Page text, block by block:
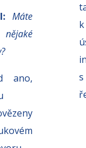
Máte
ano,
k
s